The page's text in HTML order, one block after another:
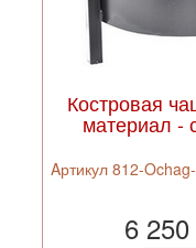
Костровая
материал -
Aртикул 812-
6